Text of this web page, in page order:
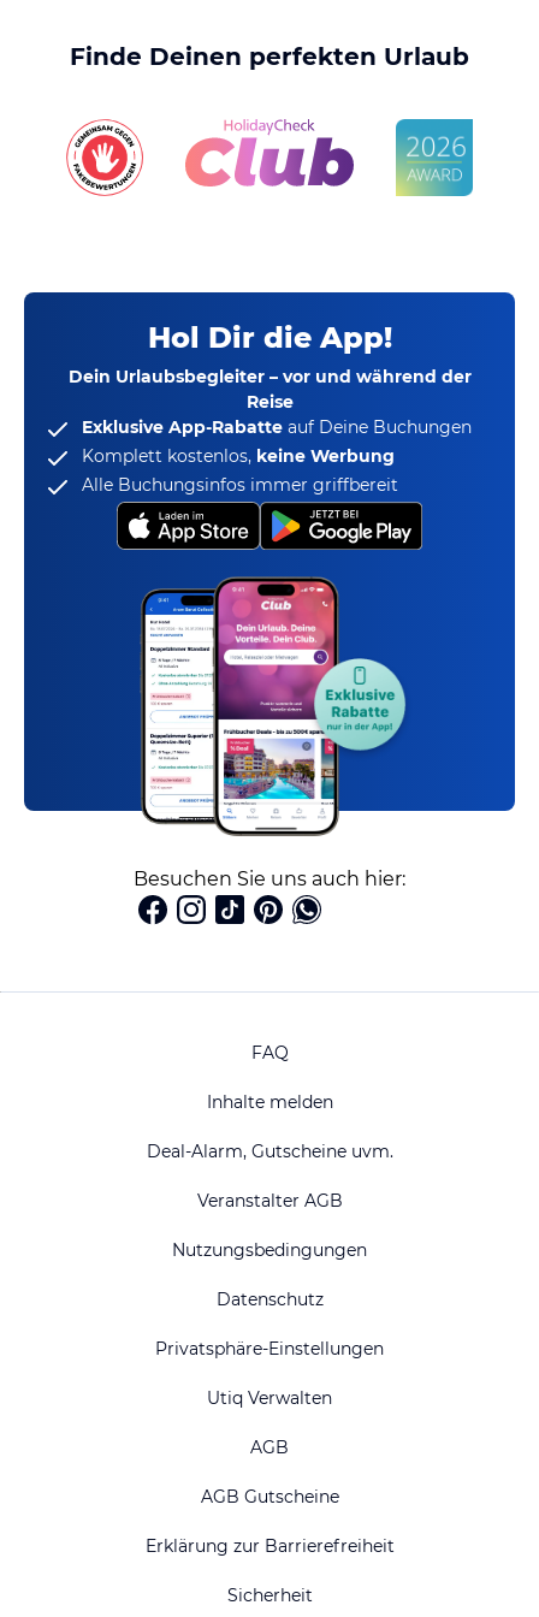
Finde Deinen perfekten Urlaub
Hol Dir die App!
Dein Urlaubsbegleiter – vor und während der
Reise
Exklusive App-Rabatte auf Deine Buchungen
Komplett kostenlos, keine Werbung
Alle Buchungsinfos immer griffbereit
Besuchen Sie uns auch hier:
FAQ
Inhalte melden
Deal-Alarm, Gutscheine uvm.
Veranstalter AGB
Nutzungsbedingungen
Datenschutz
Privatsphäre-Einstellungen
Utiq Verwalten
AGB
AGB Gutscheine
Erklärung zur Barrierefreiheit
Sicherheit